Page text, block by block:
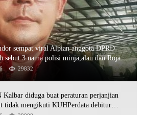
sempat viral Alpian anggota DPRD
sebut 3 nama polisi minja,alau dan Rojali
peti,Bahkan ada alat berat excavator
29832
Kalbar diduga buat peraturan perjanjian
tidak mengikuti KUHPerdata debitur